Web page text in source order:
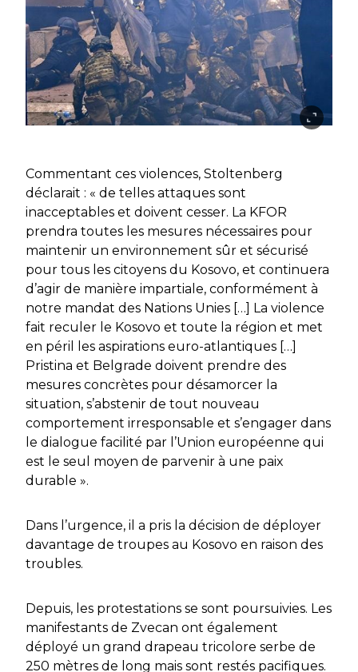
Commentant ces violences, Stoltenberg
déclarait : « de telles attaques sont
inacceptables et doivent cesser. La KFOR
prendra toutes les mesures nécessaires pour
maintenir un environnement sûr et sécurisé
pour tous les citoyens du Kosovo, et continuera
d’agir de manière impartiale, conformément à
notre mandat des Nations Unies […] La violence
fait reculer le Kosovo et toute la région et met
en péril les aspirations euro-atlantiques […]
Pristina et Belgrade doivent prendre des
mesures concrètes pour désamorcer la
situation, s’abstenir de tout nouveau
comportement irresponsable et s’engager dans
le dialogue facilité par l’Union européenne qui
est le seul moyen de parvenir à une paix
durable ».
Dans l’urgence, il a pris la décision de déployer
davantage de troupes au Kosovo en raison des
troubles.
Depuis, les protestations se sont poursuivies. Les
manifestants de Zvecan ont également
déployé un grand drapeau tricolore serbe de
250 mètres de long mais sont restés pacifiques.